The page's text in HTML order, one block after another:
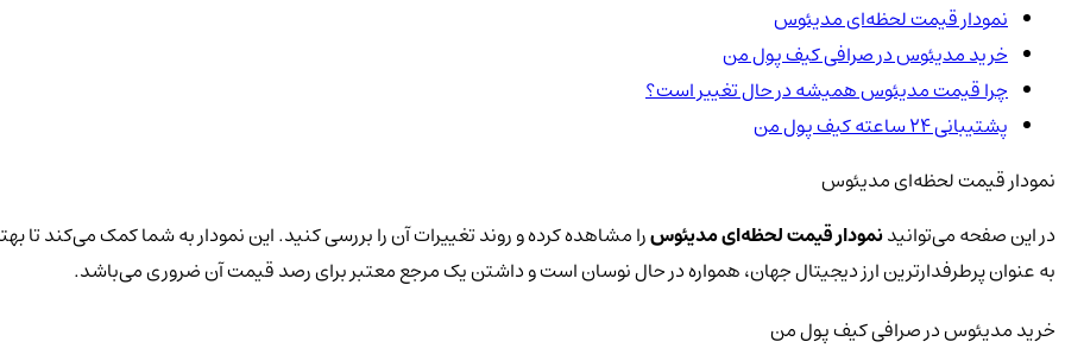
نمودار قیمت لحظه‌ای مدیئوس
خرید مدیئوس در صرافی کیف پول من
چرا قیمت مدیئوس همیشه در حال تغییر است؟
پشتیبانی ۲۴ ساعته کیف پول من
نمودار قیمت لحظه‌ای مدیئوس
در این صفحه می‌توانیدنمودار قیمت لحظه‌ای مدیئوسرا مشاهده کرده و روند تغییرات آن را بررسی کنید. این نمودار به شما کمک می‌کند تا
به عنوان پرطرفدارترین ارز دیجیتال جهان، همواره در حال نوسان است و داشتن یک مرجع معتبر برای رصد قیمت آن ضروری می‌باشد.
خرید مدیئوس در صرافی کیف پول من